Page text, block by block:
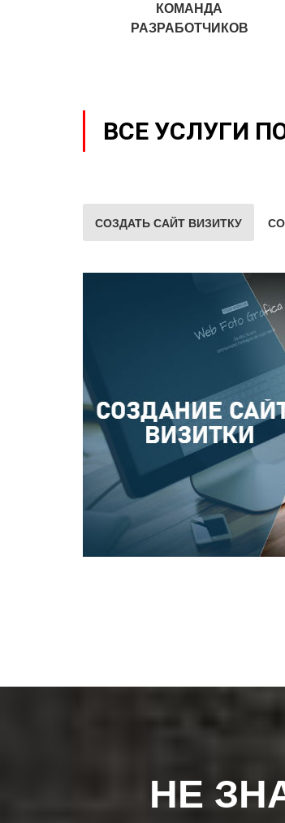
КОМАНДА
РАЗРАБОТЧИКОВ
ВСЕ УСЛУГИ
СОЗДАТЬ САЙТ ВИЗИТКУ
НЕ